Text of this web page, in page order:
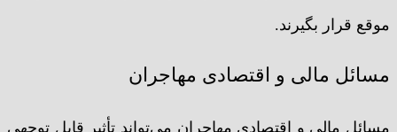
موقع قرار بگیرند.
مسائل مالی و اقتصادی مهاجران
مسائل مالی و اقتصادی مهاجران می‌تواند تأثیر قابل توجهی